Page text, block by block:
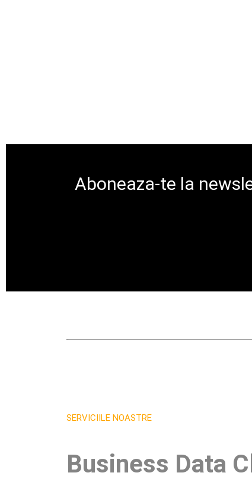
Aboneaza-te la
SERVICIILE NOASTRE
Business Data